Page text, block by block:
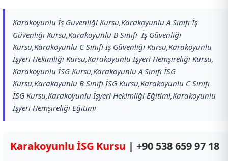
Karakoyunlu İş Güvenliği Kursu,Karakoyunlu A Sınıfı İş
Güvenliği Kursu,Karakoyunlu B Sınıfı İş Güvenliği
Kursu,Karakoyunlu C Sınıfı İş Güvenliği Kursu,Karakoyunlu
İşyeri Hekimliği Kursu,Karakoyunlu İşyeri Hemşireliği Kursu,
Karakoyunlu İSG Kursu,Karakoyunlu A Sınıfı İSG
Kursu,Karakoyunlu B Sınıfı İSG Kursu,Karakoyunlu C Sınıfı
İSG Kursu,Karakoyunlu İşyeri Hekimliği Eğitimi,Karakoyunlu
İşyeri Hemşireliği Eğitimi
Karakoyunlu İSG Kursu | +90 538 659 97 18